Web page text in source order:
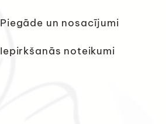
Piegāde un nosacījumi
Iepirkšanās noteikumi